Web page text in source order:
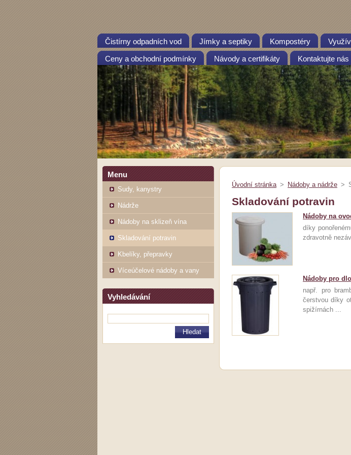
Čistírny odpadních vod Jímky a septiky Kompostéry
Ceny a obchodní podmínky Návody a certifikáty Kontaktujte nás
Menu
Sudy, kanystry
Nádrže
Nádoby na sklizeň vína
Skladování potravin
Kbelíky, přepravky
Víceúčelové nádoby a vany
Vyhledávání
Úvodní stránka > Nádoby a nádrže >
Skladování potravin
Nádoby na
díky
zdravotně
Nádoby pro
např. pro
čerstvou díky
spižírnách ...